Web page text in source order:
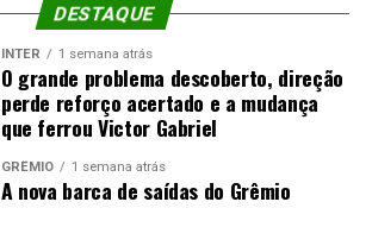
DESTAQUE
INTER 1 semana atrás
O grande problema descoberto, direção
perde reforço acertado e a mudança
que ferrou Victor Gabriel
GRÊMIO 1 semana atrás
A nova barca de saídas do Grêmio